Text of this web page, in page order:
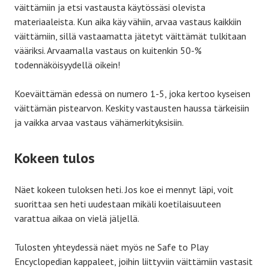
väittämiin ja etsi vastausta käytössäsi olevista
materiaaleista. Kun aika käy vähiin, arvaa vastaus kaikkiin
väittämiin, sillä vastaamatta jätetyt väittämät tulkitaan
vääriksi. Arvaamalla vastaus on kuitenkin 50-%
todennäköisyydellä oikein!
Koeväittämän edessä on numero 1-5, joka kertoo kyseisen
väittämän pistearvon. Keskity vastausten haussa tärkeisiin
ja vaikka arvaa vastaus vähämerkityksisiin.
Kokeen tulos
Näet kokeen tuloksen heti. Jos koe ei mennyt läpi, voit
suorittaa sen heti uudestaan mikäli koetilaisuuteen
varattua aikaa on vielä jäljellä.
Tulosten yhteydessä näet myös ne Safe to Play
Encyclopedian kappaleet, joihin liittyviin väittämiin vastasit